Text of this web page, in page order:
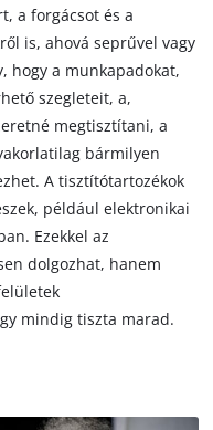
a forgácsot és a
is, ahová seprűvel vagy
hogy a munkapadokat,
szegleteit, a,
megtisztítani, a
bármilyen
A tisztítótartozékok
például elektronikai
Ezekkel az
dolgozhat, hanem
mindig tiszta marad.